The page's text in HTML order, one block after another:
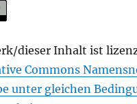
dieser Inhalt ist
Commons
unter gleichen